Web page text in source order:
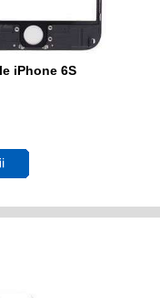
iPhone 6S